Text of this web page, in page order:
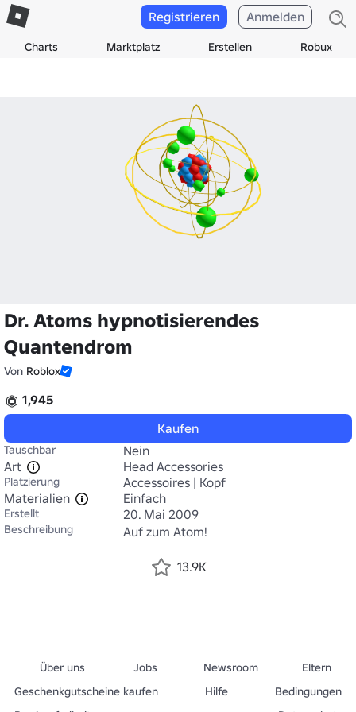
Charts Marktplatz Erstellen Robux
Registrieren Anmelden
Dr. Atoms hypnotisierendes
Quantendrom
Von Roblox
1,945
Kaufen
Tauschbar
Nein
Art
Head Accessories
Platzierung
Accessoires | Kopf
Materialien
Einfach
Erstellt 20. Mai 2009
Beschreibung Auf zum Atom!
13.9K
Über uns Jobs Newsroom
Eltern
Geschenkgutscheine kaufen
Hilfe
Bedingungen